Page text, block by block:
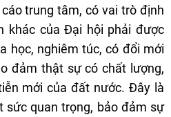
trung tâm, có vai trò định
khác của Đại hội phải được
học, nghiêm túc, có đổi mới
đảm thật sự có chất lượng,
mới của đất nước. Đây là
sức quan trọng, bảo đảm sự